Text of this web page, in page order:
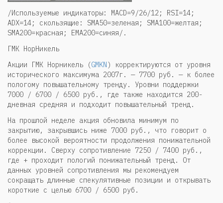
/Используемые индикаторы: MACD=9/26/12; RSI=14;
ADX=14; скользящие: SMA50=зеленая; SMA100=желтая;
SMA200=красная; EMA200=синяя/.
ГМК НорНикель
Акции ГМК Норникель (GMKN) корректируются от уровня
исторического максимума 2007г. — 7700 руб. — к более
пологому повышательному тренду. Уровни поддержки
7000 / 6700 / 6500 руб., где также находится 200-
дневная средняя и подходит повышательный тренд.
На прошлой неделе акция обновила минимум по
закрытию, закрывшись ниже 7000 руб., что говорит о
более высокой вероятности продолжения понижательной
коррекции. Сверху сопротивление 7250 / 7400 руб.,
где + проходит пологий понижательный тренд. От
данных уровней сопротивления мы рекомендуем
сокращать длинные спекулятивные позиции и открывать
короткие с целью 6700 / 6500 руб.